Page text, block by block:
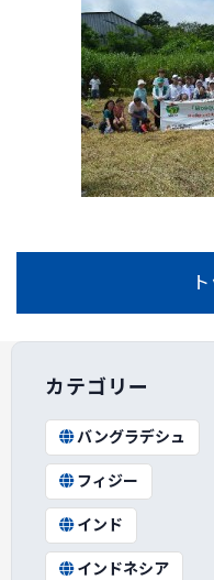
カテゴリー
バングラデシュ
フィジー
インド
インドネシア